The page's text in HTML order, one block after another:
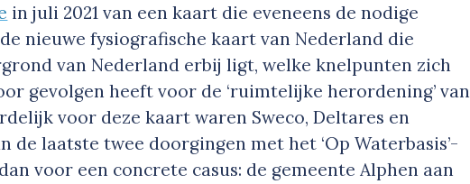
in juli 2021 van een kaart die eveneens de nodige
nieuwe fysiografische kaart van Nederland die
van Nederland erbij ligt, welke knelpunten zich
gevolgen heeft voor de ‘ruimtelijke herordening’ van
voor deze kaart waren Sweco, Deltares en
de laatste twee doorgingen met het ‘Op Waterbasis’-
voor een concrete casus: de gemeente Alphen aan